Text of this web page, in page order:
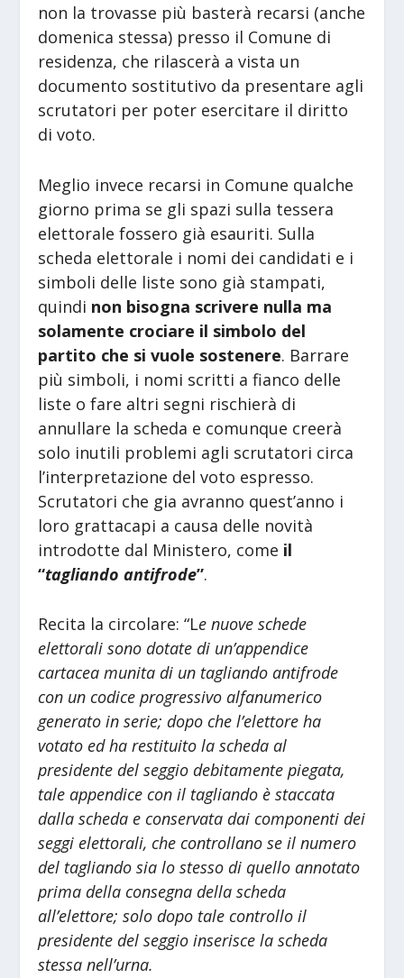
non la trovasse più basterà recarsi (anche
domenica stessa) presso il Comune di
residenza, che rilascerà a vista un
documento sostitutivo da presentare agli
scrutatori per poter esercitare il diritto
di voto.
Meglio invece recarsi in Comune qualche
giorno prima se gli spazi sulla tessera
elettorale fossero già esauriti. Sulla
scheda elettorale i nomi dei candidati e i
simboli delle liste sono già stampati,
quindi non bisogna scrivere nulla ma
solamente crociare il simbolo del
partito che si vuole sostenere. Barrare
più simboli, i nomi scritti a fianco delle
liste o fare altri segni rischierà di
annullare la scheda e comunque creerà
solo inutili problemi agli scrutatori circa
l’interpretazione del voto espresso.
Scrutatori che gia avranno quest’anno i
loro grattacapi a causa delle novità
introdotte dal Ministero, come il
“tagliando antifrode”.
Recita la circolare: “Le nuove schede
elettorali sono dotate di un’appendice
cartacea munita di un tagliando antifrode
con un codice progressivo alfanumerico
generato in serie; dopo che l’elettore ha
votato ed ha restituito la scheda al
presidente del seggio debitamente piegata,
tale appendice con il tagliando è staccata
dalla scheda e conservata dai componenti dei
seggi elettorali, che controllano se il numero
del tagliando sia lo stesso di quello annotato
prima della consegna della scheda
all’elettore; solo dopo tale controllo il
presidente del seggio inserisce la scheda
stessa nell’urna.